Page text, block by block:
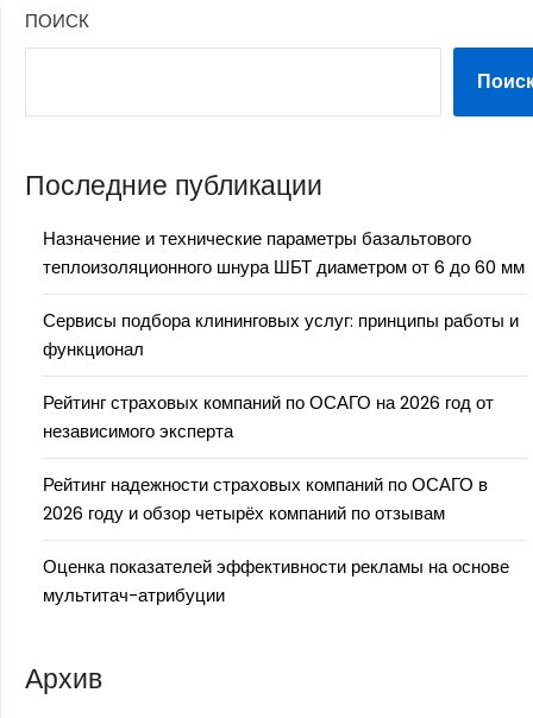
ПОИСК
Последние публикации
Назначение и технические параметры базальтового
теплоизоляционного шнура ШБТ диаметром от 6 до 60 мм
Сервисы подбора клининговых услуг: принципы работы и
функционал
Рейтинг страховых компаний по ОСАГО на 2026 год от
независимого эксперта
Рейтинг надежности страховых компаний по ОСАГО в
2026 году и обзор четырёх компаний по отзывам
Оценка показателей эффективности рекламы на основе
мультитач-атрибуции
Архив